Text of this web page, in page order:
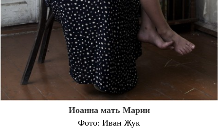
Иоанна мать Марии
Фото: Иван Жук